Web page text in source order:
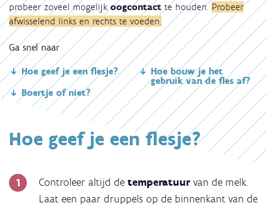
probeer zoveel mogelijkoogcontact te houden. Probeer
afwisselend links en rechts te voeden.
Ga snel naar
Hoe geef je een flesje?
Boertje of niet?
Hoe bouw je het
gebruik van de fles af?
Hoe geef je een flesje?
Controleer altijd de temperatuur van de melk.
Laat een paar druppels op de binnenkant van de